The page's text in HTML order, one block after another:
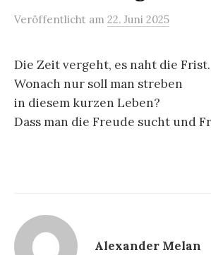
n
n
Veröffentlicht am 22. Juni 2025
Die Zeit vergeht, es naht die Frist.
Wonach nur soll man streben
in diesem kurzen Leben?
Dass man die Freude sucht und
Alexander Melan